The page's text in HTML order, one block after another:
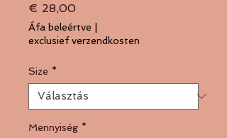
€ 28,00
Áfa beleértve
exclusief verzendkosten
Size *
Mennyiség *